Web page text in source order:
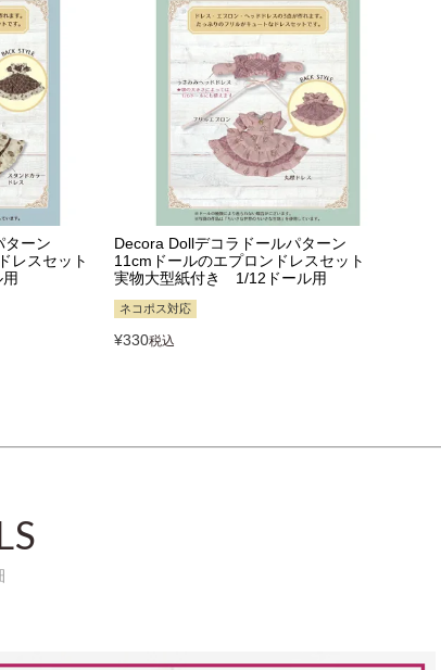
ターン
レスセット
Decora Dollデコラドールパターン
11cmドールのエプロンドレスセット
実物大型紙付き 1/12ドール用
ネコポス対応
¥330税込